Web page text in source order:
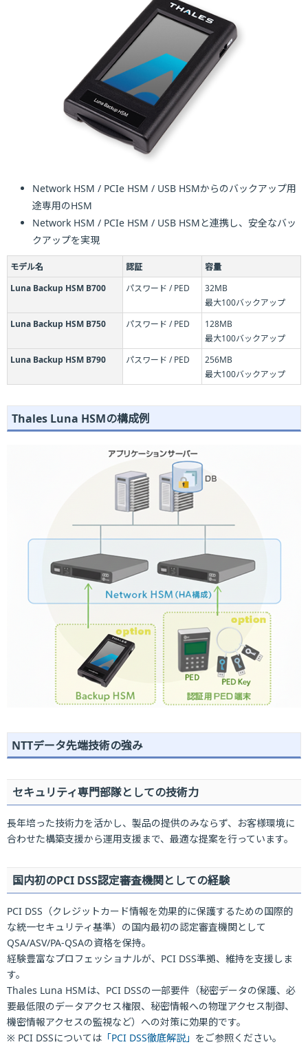
Network HSM / PCIe HSM / USB HSMからのバックアップ用
途専用のHSM
Network HSM / PCIe HSM / USB HSMと連携し、安全なバッ
クアップを実現
モデル名 認証
容量
Luna Backup HSM B700
パスワード / PED
32MB
最大100バックアップ
Luna Backup HSM B750
パスワード / PED
128MB
最大100バックアップ
Luna Backup HSM B790
パスワード / PED
256MB
最大100バックアップ
Thales Luna HSMの構成例
NTTデータ先端技術の強み
セキュリティ専門部隊としての技術力
長年培った技術力を活かし、製品の提供のみならず、お客様環境に
合わせた構築支援から運用支援まで、最適な提案を行っています。
国内初のPCI DSS認定審査機関としての経験
PCI DSS（クレジットカード情報を効果的に保護するための国際的
な統一セキュリティ基準）の国内最初の認定審査機関として
QSA/ASV/PA-QSAの資格を保持。
経験豊富なプロフェッショナルが、PCI DSS準拠、維持を支援しま
す。
Thales Luna HSMは、PCI DSSの一部要件（秘密データの保護、必
要最低限のデータアクセス権限、秘密情報への物理アクセス制御、
機密情報アクセスの監視など）への対策に効果的です。
※ PCI DSSについては 「PCI DSS徹底解説」 をご参照ください。